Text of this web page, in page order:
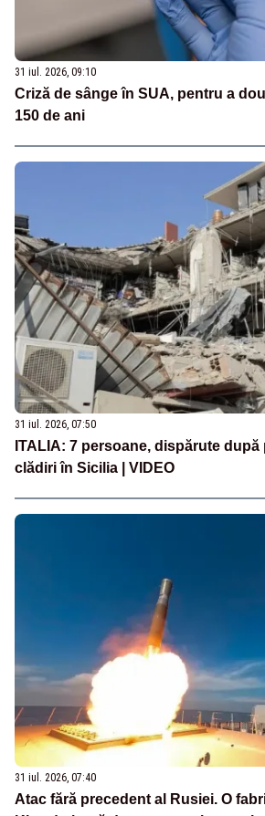
31 iul. 2026, 09:10
Criză de sânge în SUA, pentru a
150 de ani
31 iul. 2026, 07:50
ITALIA: 7 persoane, dispărute
clădiri în Sicilia | VIDEO
31 iul. 2026, 07:40
Atac fără precedent al Rusiei. O